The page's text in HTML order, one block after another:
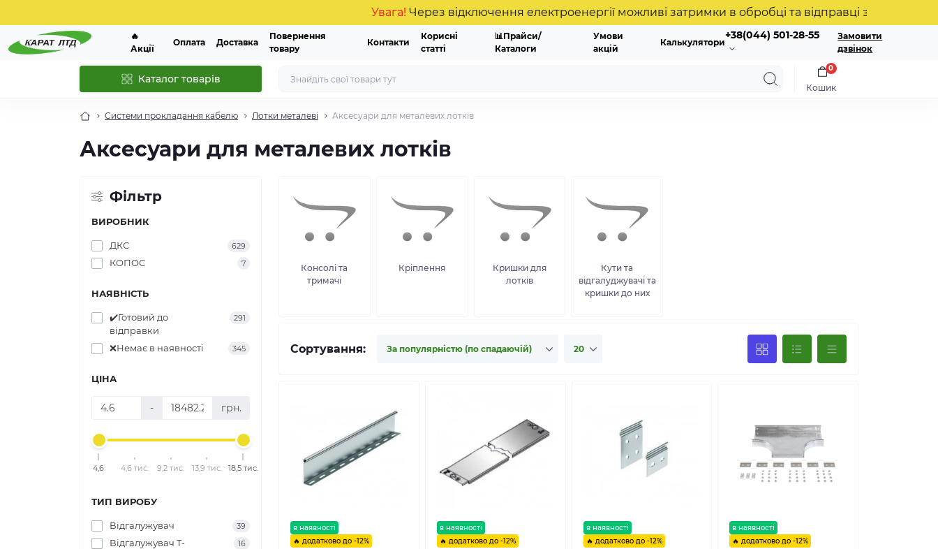
Через відключення електроенергії можливі затримки в обробці та відправці замовлень.
🔥
Акції
Оплата Доставка
Повернення
товару
Контакти
Корисні
статті
📊Прайси/
Каталоги
Умови
акцій
Калькулятори
+38(044) 501-28-55
Замовити
дзвінок
Каталог товарів
Кошик
0
Системи прокладання кабелю Лотки металеві Аксесуари для металевих лотків
Аксесуари для металевих лотків
Фільтр
ВИРОБНИК
ДКС 629
КОПОС 7
НАЯВНІСТЬ
✔️Готовий до
відправки
291
❌Немає в наявності 345
ЦІНА
- грн.
4,6 4,6 тис. 9,2 тис. 13,9 тис. 18,5 тис.
ТИП ВИРОБУ
Відгалужувач 39
Відгалужувач T-
16
Консолі та
тримачі
Кріплення
Кришки для
лотків
Кути та
відгалуджувачі та
кришки до них
Сортування:
в наявності
🔥 додатково до -12%
в наявності
🔥 додатково до -12%
в наявності
🔥 додатково до -12%
в наявності
🔥 додатково до -12%